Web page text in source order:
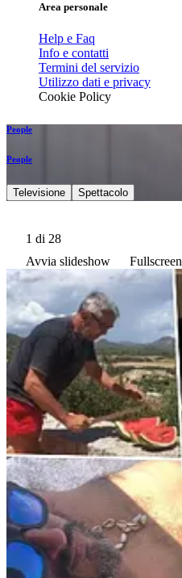
Area personale
Help e Faq
Info e contatti
Termini del servizio
Utilizzo dati e privacy
Cookie Policy
People
People
Televisione Spettacolo
1 di 28
Avvia slideshow
Fullscreen